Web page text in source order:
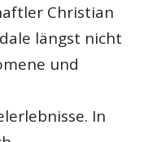
Christian
längst nicht
und
In